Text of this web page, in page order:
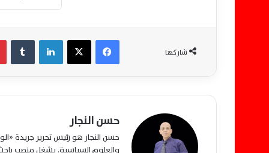
شاركها
فيسبوك ‫X لينكدإن
حسن النجار
حسن النجار هو رئيس تحرير جريدة
والعلوم السياسية. يشغل منصب